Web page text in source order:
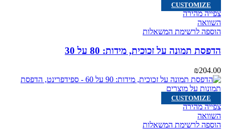
CUSTOMIZE
צפייה מהירה
השוואה
הוספה לרשימת המשאלות
הדפסת תמונה על זכוכית, מידות: 80 על 30
₪204.00
CUSTOMIZE
צפייה מהירה
השוואה
הוספה לרשימת המשאלות